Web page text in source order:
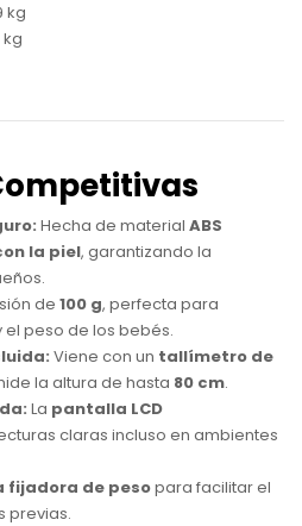
kg
kg
Hecha de material ABS
la piel, garantizando la
de 100 g, perfecta para
peso de los bebés.
Viene con un tallímetro de
la altura de hasta 80 cm.
La pantalla LCD
claras incluso en ambientes
fijadora de pesopara facilitar el
previas.